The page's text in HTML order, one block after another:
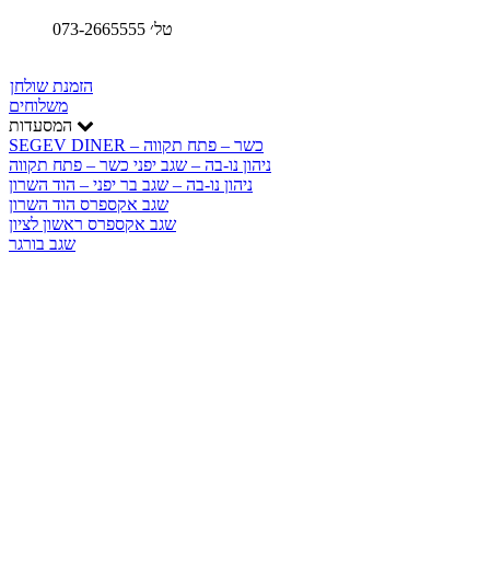
טל׳ 073-2665555
הזמנת שולחן
משלוחים
SEGEV DINER – כשר – פתח תקווה
ניהון נו-בה – שגב יפני כשר – פתח תקווה
ניהון נו-בה – שגב בר יפני – הוד השרון
שגב אקספרס הוד השרון
שגב אקספרס ראשון לציון
שגב בורגר